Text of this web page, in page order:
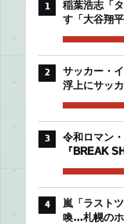
1
稲葉浩志「
す「大谷翔平
2
サッカー・
浮上にサッ
3
令和ロマン
『BREAK
4
嵐「ラスト
喚…札幌のホ